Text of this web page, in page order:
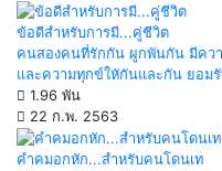
ข้อดีสำหรับการมี...คู่ชีวิต
คนสองคนที่รักกัน ผูกพันกัน มีคว
และความทุกข์ใหักันและกัน ยอมรั
1.96 พัน
22 ก.พ. 2563
คำคมอกหัก...สำหรับคนโดนเท